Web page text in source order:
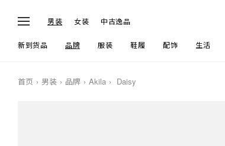
男装 女装 中古逸品
新到货品 品牌 服装 鞋履 配饰 生活
首页 男装 品牌 Akila Daisy